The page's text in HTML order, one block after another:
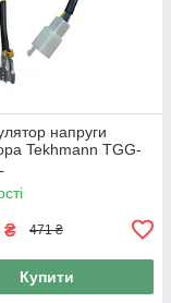
напруги
Tekhmann TGG-
₴ 471 ₴
Купити